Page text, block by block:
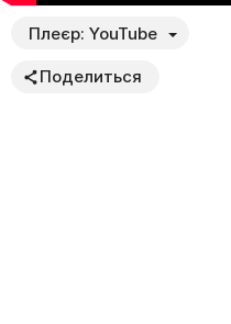
Плеєр: YouTube
Поделиться